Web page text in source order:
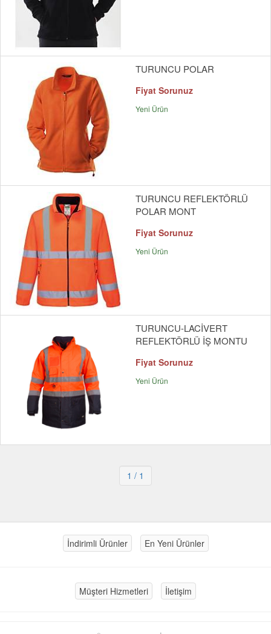
TURUNCU POLAR
Fiyat Sorunuz
Yeni Ürün
TURUNCU REFLEKTÖRLÜ
POLAR MONT
Fiyat Sorunuz
Yeni Ürün
TURUNCU-LACİVERT
REFLEKTÖRLÜ İŞ MONTU
Fiyat Sorunuz
Yeni Ürün
1 / 1
İndirimli Ürünler En Yeni Ürünler
Müşteri Hizmetleri İletişim